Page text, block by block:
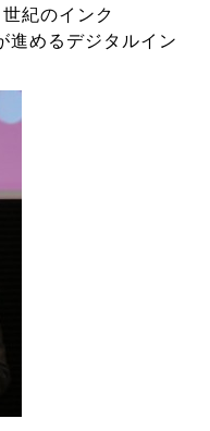
紀のインク
進めるデジタルイン